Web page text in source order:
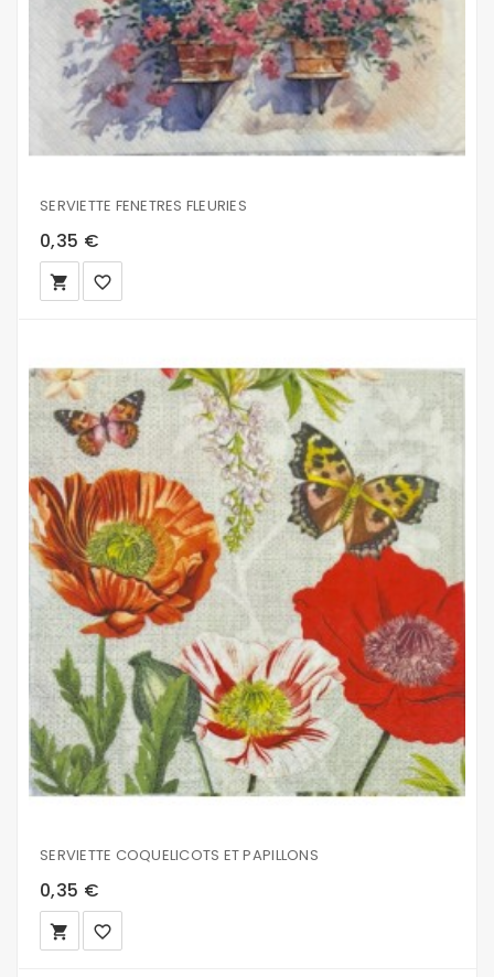
SERVIETTE FENETRES FLEURIES
0,35 €
local_grocery_store favorite_border
SERVIETTE COQUELICOTS ET PAPILLONS
0,35 €
local_grocery_store favorite_border